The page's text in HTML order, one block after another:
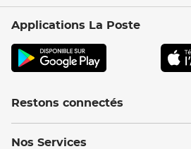
Applications La Poste
Restons connectés
Nos Services